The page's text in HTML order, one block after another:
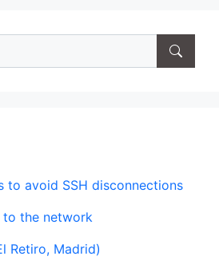
to avoid SSH disconnections
to the network
Retiro, Madrid)